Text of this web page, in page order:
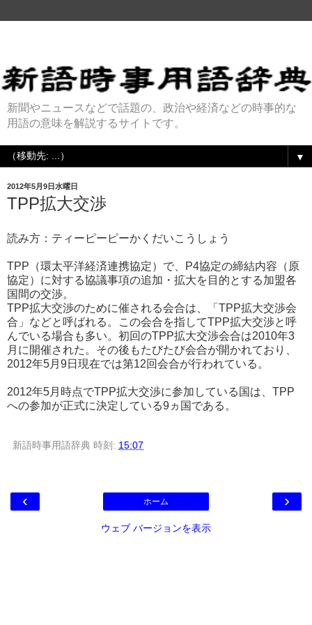
新聞やニュースなどで話題の、政治や経済などの時事的な
用語の意味を解説するサイトです。
▼
2012年5月9日水曜日
TPP拡大交渉
読み方：ティーピーピーかくだいこうしょう
TPP（環太平洋経済連携協定）で、P4協定の締結内容（原
協定）に対する協議事項の追加・拡大を目的とする加盟各
国間の交渉。
TPP拡大交渉のために催される会合は、「TPP拡大交渉会
合」などと呼ばれる。この会合を指してTPP拡大交渉と呼
んでいる場合も多い。初回のTPP拡大交渉会合は2010年3
月に開催された。その後もたびたび会合が開かれており、
2012年5月9日現在では第12回会合が行われている。
2012年5月時点でTPP拡大交渉に参加している国は、TPP
への参加が正式に決定している9ヵ国である。
新語時事用語辞典 時刻: 15:07
‹ ›
ホーム
ウェブ バージョンを表示